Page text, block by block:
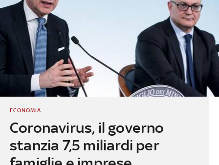
Coronavirus, il governo
stanzia 7,5 miliardi per
ECONOMIA